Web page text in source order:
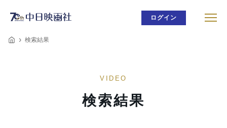
ログイン
検索結果
VIDEO
検索結果